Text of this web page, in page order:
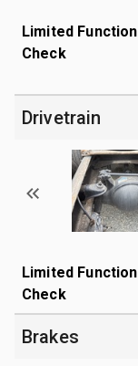
Limited Function
Check
Drivetrain
Limited Function
Check
Brakes